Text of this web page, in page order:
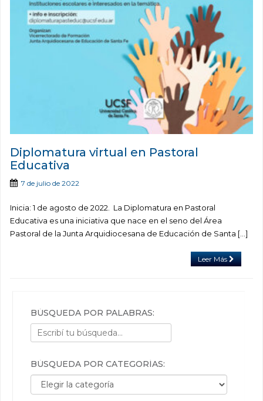
Diplomatura virtual en Pastoral
Educativa
7 de julio de 2022
Inicia: 1 de agosto de 2022. La Diplomatura en Pastoral
Educativa es una iniciativa que nace en el seno del Área
Pastoral de la Junta Arquidiocesana de Educación de Santa […]
Leer Más
BÚSQUEDA POR PALABRAS:
BÚSQUEDA POR CATEGORÍAS:
Búsqueda por categorías: